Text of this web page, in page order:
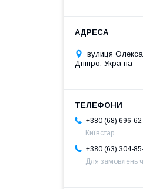
вулиця
Дніпро, Україна
+380 (68) 696-
Київстар
+380 (63) 304-
Для замовлень